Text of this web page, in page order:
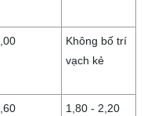
Không bố trí
vạch kẻ
1,80 - 2,20